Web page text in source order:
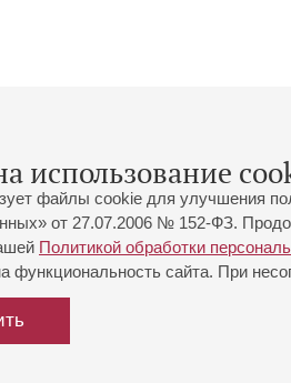
использование
файлы cookie для улучшения
от 27.07.2006 № 152-ФЗ.
Политикой обработки
функциональность сайта. При